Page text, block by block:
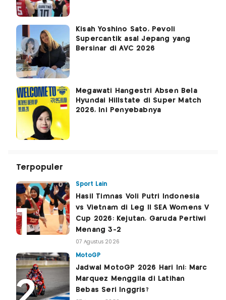
Kisah Yoshino Sato, Pevoli
Supercantik asal Jepang yang
Bersinar di AVC 2026
Megawati Hangestri Absen Bela
Hyundai Hillstate di Super Match
2026, Ini Penyebabnya
Terpopuler
Sport Lain
Hasil Timnas Voli Putri Indonesia
vs Vietnam di Leg II SEA Womens V
Cup 2026: Kejutan, Garuda Pertiwi
Menang 3-2
07 Agustus 2026
MotoGP
Jadwal MotoGP 2026 Hari Ini: Marc
Marquez Menggila di Latihan
Bebas Seri Inggris?